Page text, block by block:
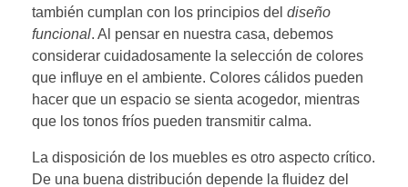
también cumplan con los principios del diseño
funcional. Al pensar en nuestra casa, debemos
considerar cuidadosamente la selección de colores
que influye en el ambiente. Colores cálidos pueden
hacer que un espacio se sienta acogedor, mientras
que los tonos fríos pueden transmitir calma.
La disposición de los muebles es otro aspecto crítico.
De una buena distribución depende la fluidez del